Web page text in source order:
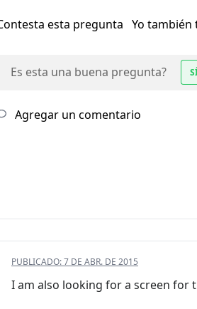
esta pregunta Yo
Es esta una buena pregunta?
Agregar un comentario
PUBLICADO:7 DE ABR. DE 2015
I am also looking for a screen for